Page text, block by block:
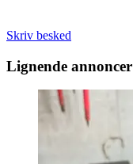
Skriv besked
Lignende annoncer